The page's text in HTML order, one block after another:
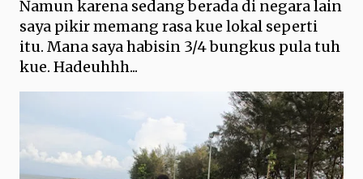
Namun karena sedang berada di negara lain
saya pikir memang rasa kue lokal seperti
itu. Mana saya habisin 3/4 bungkus pula tuh
kue. Hadeuhhh...